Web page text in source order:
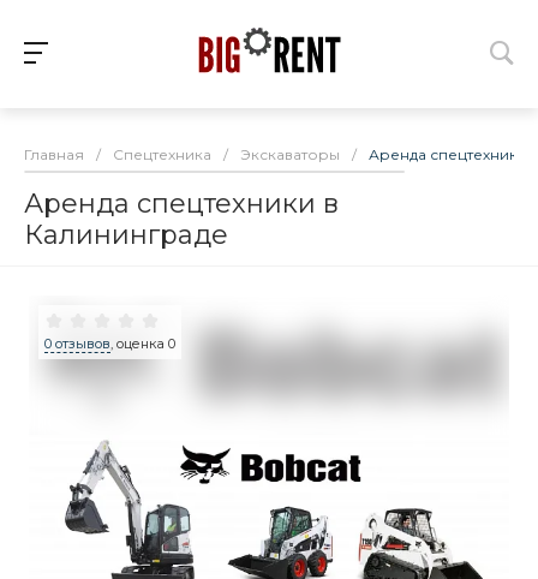
Главная / Спецтехника / Экскаваторы / Аренда спецтехники
Аренда спецтехники в
Калининграде
0 отзывов, оценка 0